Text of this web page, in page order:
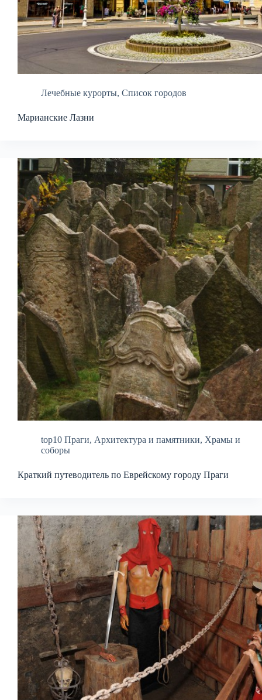
Лечебные курорты, Список городов
Марианские Лазни
top10 Праги, Архитектура и памятники, Храмы и
соборы
Краткий путеводитель по Еврейскому городу Праги